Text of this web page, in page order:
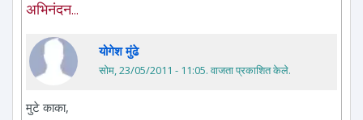
अभिनंदन...
योगेश मुंढे
सोम, 23/05/2011 - 11:05. वाजता प्रकाशित केले.
मुटे काका,